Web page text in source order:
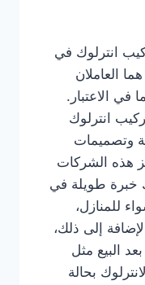
انترلوك في
العاملان
في الاعتبار.
انترلوك
وتصميمات
هذه الشركات
خبرة طويلة في
للمنازل،
إلى ذلك،
البيع مثل
بحالة